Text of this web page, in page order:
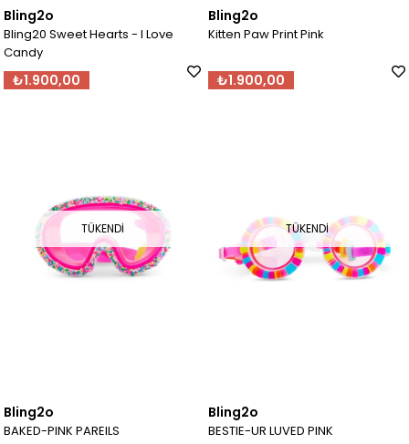
Bling2o
Bling20 Sweet Hearts - I Love
Candy
₺1.900,00
Bling2o
Kitten Paw Print Pink
₺1.900,00
TÜKENDI
Bling2o
BAKED-PINK PAREILS
TÜKENDI
Bling2o
BESTIE-UR LUVED PINK